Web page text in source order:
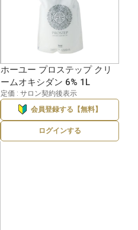
ホーユー プロステップ クリ
ームオキシダン 6% 1L
定価 : サロン契約後表示
会員登録する【無料】
ログインする